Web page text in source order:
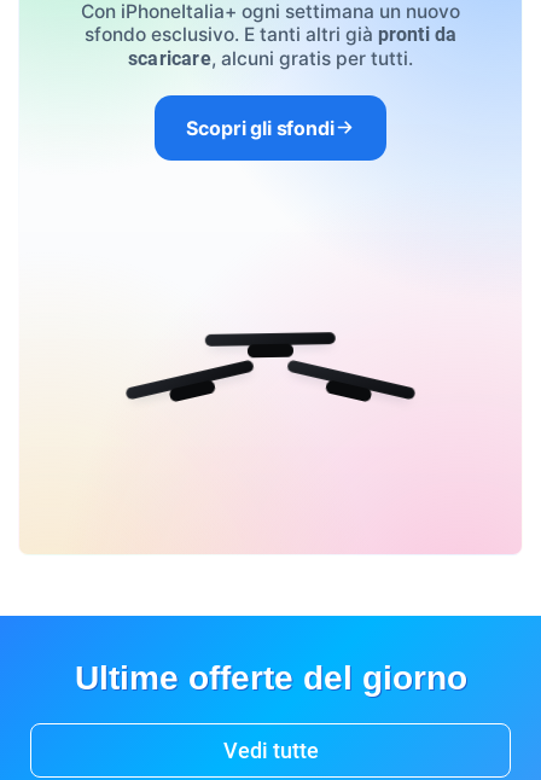
Con iPhoneItalia+ ogni settimana un nuovo
sfondo esclusivo. E tanti altri già pronti da
scaricare, alcuni gratis per tutti.
Scopri gli sfondi
Ultime offerte del giorno
Vedi tutte